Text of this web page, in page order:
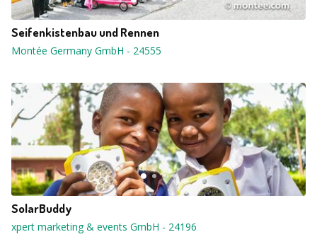
Seifenkistenbau und Rennen
Montée Germany GmbH - 24555
SolarBuddy
xpert marketing & events GmbH - 24196